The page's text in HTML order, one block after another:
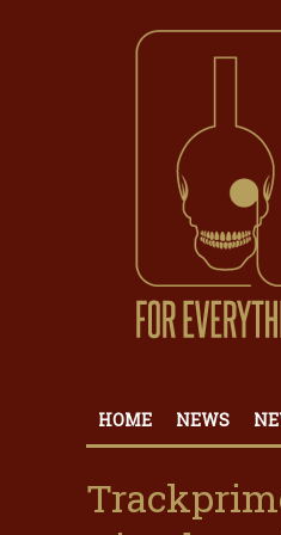
HOME NEWS